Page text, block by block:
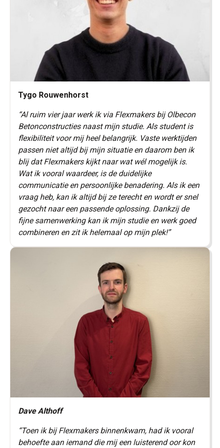
Tygo Rouwenhorst
“Al ruim vier jaar werk ik via Flexmakers bij Olbecon
Betonconstructies naast mijn studie. Als student is
flexibiliteit voor mij heel belangrijk. Vaste werktijden
passen niet altijd bij mijn situatie en daarom ben ik
blij dat Flexmakers kijkt naar wat wél mogelijk is.
Wat ik vooral waardeer, is de duidelijke
communicatie en persoonlijke benadering. Als ik een
vraag heb, kan ik altijd bij ze terecht en wordt er snel
gezocht naar een passende oplossing. Dankzij de
fijne samenwerking kan ik mijn studie en werk goed
combineren en zit ik helemaal op mijn plek!”
Dave Althoff
“Toen ik bij Flexmakers binnenkwam, had ik vooral
behoefte aan iemand die mij een luisterend oor kon